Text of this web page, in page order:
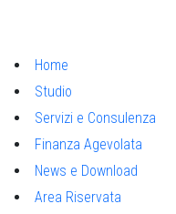
Home
Studio
Servizi e Consulenza
Finanza Agevolata
News e Download
Area Riservata